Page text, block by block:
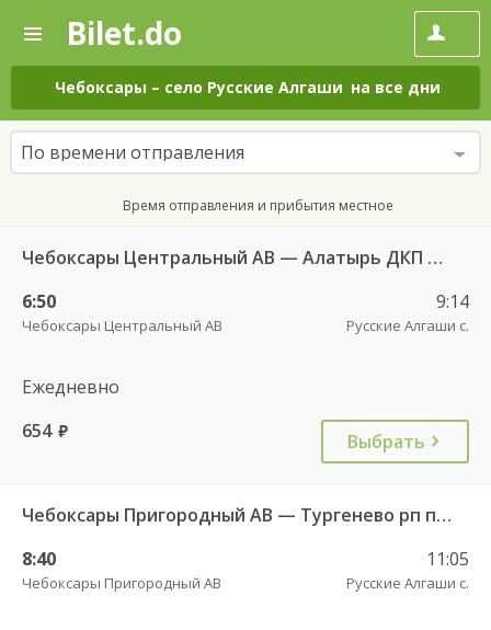
—
Поиск
и
покупка
билетов
на
автобус
онлайн
Bilet.do
Чебоксары – село Русские Алгаши на все дни
По времени отправления
Время отправления и прибытия местное
Чебоксары Центральный АВ — Алатырь ДКП ч/з Шумерля г. ДКП 535
6:50
Чебоксары Центральный АВ
9:14
Русские Алгаши с.
Ежедневно
654 руб. Выбрать
Чебоксары Пригородный АВ — Тургенево рп пов. 9377
8:40
Чебоксары Пригородный АВ
11:05
Русские Алгаши с.